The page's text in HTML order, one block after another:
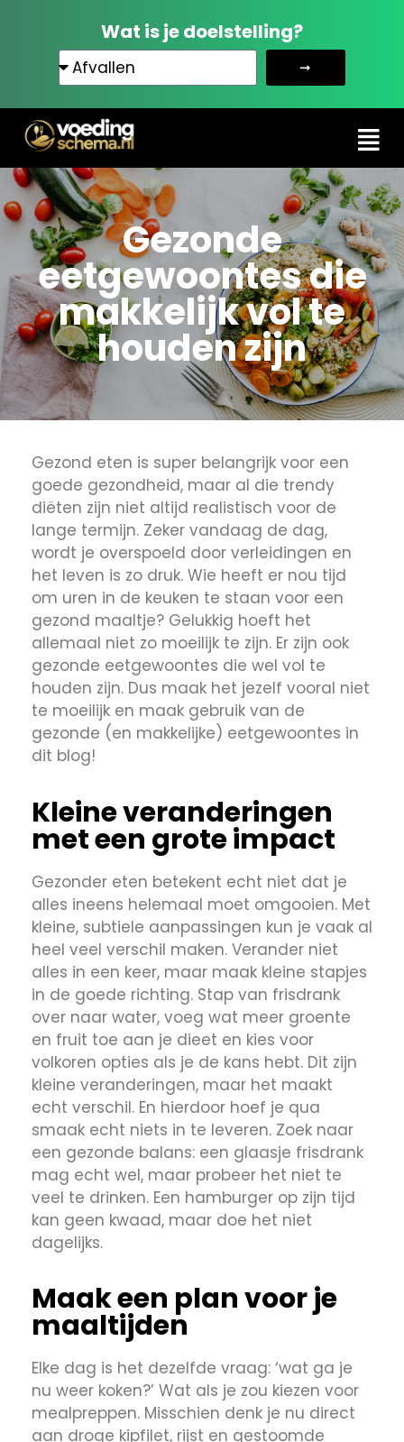
Wat is je doelstelling?
➞
Gezonde
eetgewoontes die
makkelijk vol te
houden zijn
Gezond eten is super belangrijk voor een
goede gezondheid, maar al die trendy
diëten zijn niet altijd realistisch voor de
lange termijn. Zeker vandaag de dag,
wordt je overspoeld door verleidingen en
het leven is zo druk. Wie heeft er nou tijd
om uren in de keuken te staan voor een
gezond maaltje? Gelukkig hoeft het
allemaal niet zo moeilijk te zijn. Er zijn ook
gezonde eetgewoontes die wel vol te
houden zijn. Dus maak het jezelf vooral niet
te moeilijk en maak gebruik van de
gezonde (en makkelijke) eetgewoontes in
dit blog!
Kleine veranderingen
met een grote impact
Gezonder eten betekent echt niet dat je
alles ineens helemaal moet omgooien. Met
kleine, subtiele aanpassingen kun je vaak al
heel veel verschil maken. Verander niet
alles in een keer, maar maak kleine stapjes
in de goede richting. Stap van frisdrank
over naar water, voeg wat meer groente
en fruit toe aan je dieet en kies voor
volkoren opties als je de kans hebt. Dit zijn
kleine veranderingen, maar het maakt
echt verschil. En hierdoor hoef je qua
smaak echt niets in te leveren. Zoek naar
een gezonde balans: een glaasje frisdrank
mag echt wel, maar probeer het niet te
veel te drinken. Een hamburger op zijn tijd
kan geen kwaad, maar doe het niet
dagelijks.
Maak een plan voor je
maaltijden
Elke dag is het dezelfde vraag: ‘wat ga je
nu weer koken?’ Wat als je zou kiezen voor
mealpreppen. Misschien denk je nu direct
aan droge kipfilet, rijst en gestoomde